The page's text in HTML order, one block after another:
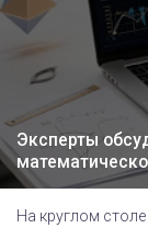
Эксперты
На круглом